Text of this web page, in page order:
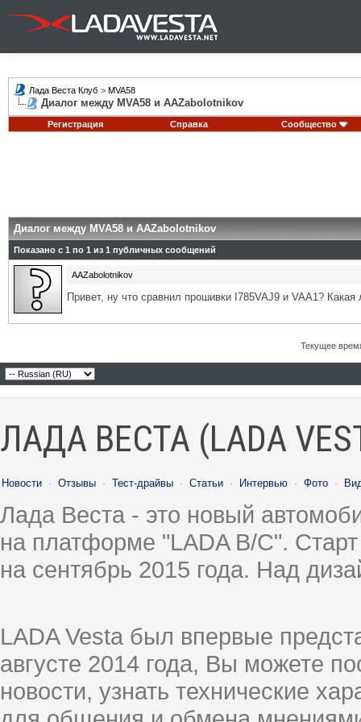
Лада Веста Клуб > MVA58
Диалог между MVA58 и AAZabolotnikov
Регистрация Справка Сообщество
Диалог между MVA58 и AAZabolotnikov
Показано с 1 по 1 из 1 публичных сообщений
AAZabolotnikov
Привет, ну что сравнил прошивки I785VAJ9 и VAA1? Какая
Текущее
ЛАДА ВЕСТА (LADA
Новости · Отзывы · Тест-драйвы · Статьи · Интервью · Фото ·
Лада Веста - это новый
на платформе "LADA B/C".
на сентябрь 2015 года. Над
LADA Vesta был впервые
августе 2014 года, Вы можете
новости, узнать технические